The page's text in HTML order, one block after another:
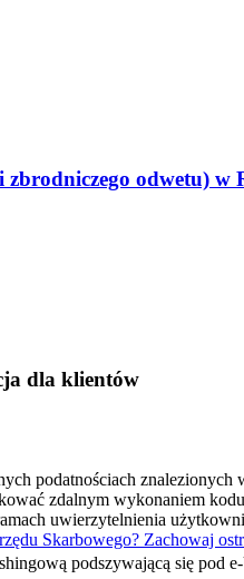
odwetu) w
dla klientów
podatnościach
zdalnym wykonaniem
uwierzytelnienia
Skarbowego? Zachowaj
podszywającą się pod